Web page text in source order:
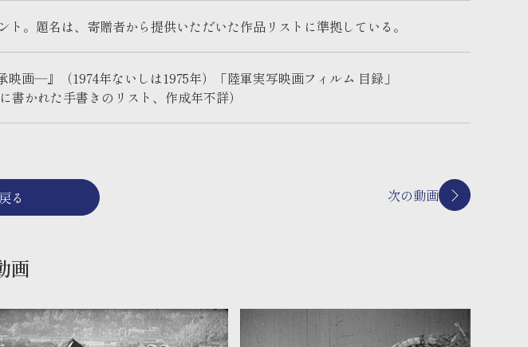
。題名は、寄贈者から提供いただいた作品リストに準拠している。
画―』（1974年ないしは1975年）「陸軍実写映画フィルム 目録」
書かれた手書きのリスト、作成年不詳）
る 次の動画
画